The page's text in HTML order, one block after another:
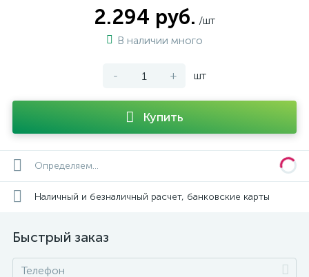
2.294 руб. /шт
В наличии много
- + шт
Купить
Определяем...
Наличный и безналичный расчет, банковские карты
Быстрый заказ